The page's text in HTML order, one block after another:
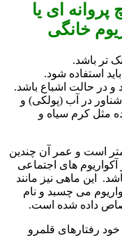
ای یا
خانگی
تر باشد.
استفاده شود.
و در حالت اشباع باشد.
شناور در آب (پولکی) و
مثل کرم سیاه و
ای در حدود 6 تا 8 سانتی متر است و عمر آن چندین
های اجتماعی
این ماهی نیز مانند
می چسبد و نام
داده شده است.
رفتارهای قلمرو